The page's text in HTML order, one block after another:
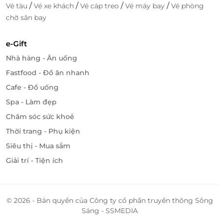
nghiệm mua sắm tuyệt vời, giúp giúp bạn thêm
hứng khởi, tự tin và yêu bản thân hơn qua mỗi ngày
Vé tàu /Vé xe khách /Vé cáp treo /Vé máy bay /Vé phòng
chờ sân bay
e-Gift
Nhà hàng - Ăn uống
Fastfood - Đồ ăn nhanh
Cafe - Đồ uống
Spa - Làm đẹp
Chăm sóc sức khoẻ
Thời trang - Phụ kiện
Siêu thị - Mua sắm
Giải trí - Tiện ích
© 2026 - Bản quyền của Công ty cổ phần truyền thông Sông
Sáng - SSMEDIA